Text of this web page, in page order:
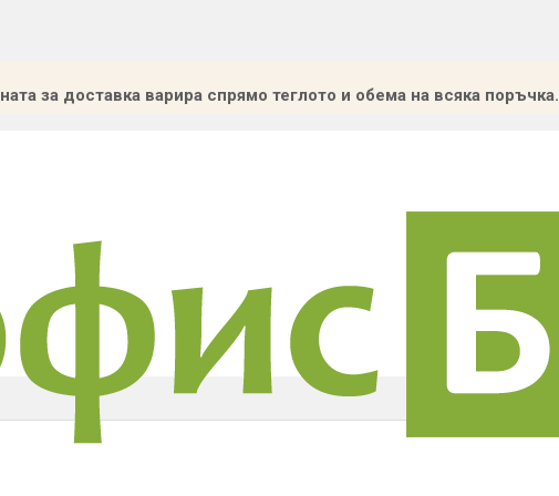
за доставка варира спрямо теглото и обема на всяка поръчка.